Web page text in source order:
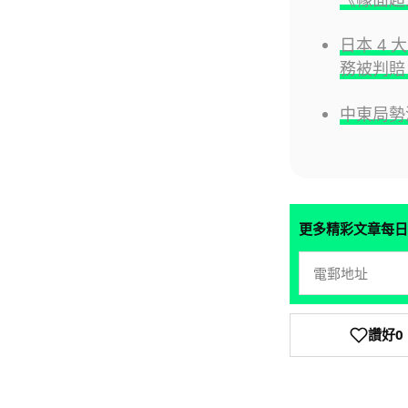
日本 4
務被判
中東局
更多精彩文章每
讚好0